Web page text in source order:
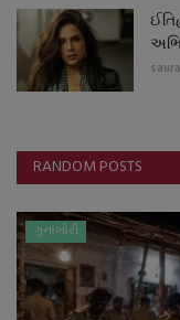
RANDOM POSTS
ગુનાખોરી